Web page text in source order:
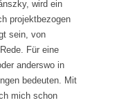
wird ein
projektbezogen
sein, von
Für eine
anderswo in
bedeuten. Mit
mich schon